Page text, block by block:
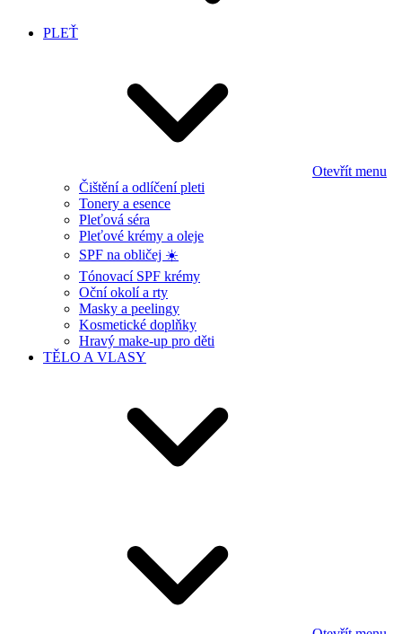
PLEŤ
Otevřít menu
Čištění a odlíčení pleti
Tonery a esence
Pleťová séra
Pleťové krémy a oleje
SPF na obličej ☀️
Tónovací SPF krémy
Oční okolí a rty
Masky a peelingy
Kosmetické doplňky
Hravý make-up pro děti
TĚLO A VLASY